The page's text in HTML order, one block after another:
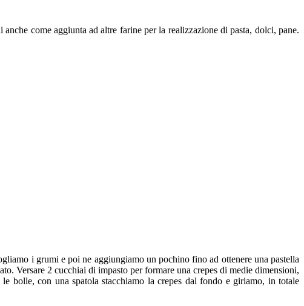
come aggiunta ad altre farine per la realizzazione di pasta, dolci, pane.
i grumi e poi ne aggiungiamo un pochino fino ad ottenere una pastella
Versare 2 cucchiai di impasto per formare una crepes di medie dimensioni,
bolle, con una spatola stacchiamo la crepes dal fondo e giriamo, in totale